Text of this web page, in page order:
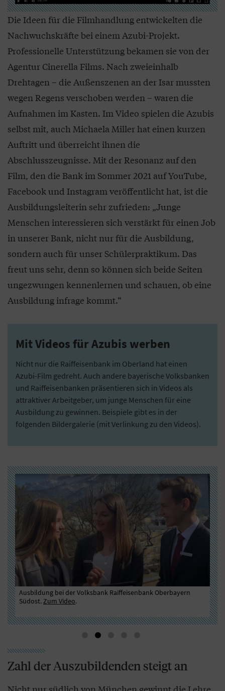
Die Ideen für die Filmhandlung entwickelten die
Nachwuchskräfte bei einem Azubi-Projekt.
Professionelle Unterstützung bekamen sie von der
Agentur Cinerella Films. Nach zweieinhalb
Drehtagen – die Außenszenen an der Isar mussten
wegen Regens verschoben werden – waren die
Aufnahmen im Kasten. Im Video spielen die Azubis
selbst mit, auch Michaela Miller hat einen kurzen
Auftritt und überreicht ihnen die
Abschlusszeugnisse. Mit der Resonanz auf den
Film, den die Bank im Sommer 2021 auf YouTube,
Facebook und Instagram veröffentlicht hat, ist die
Ausbildungsleiterin sehr zufrieden: „Junge
Menschen interessieren sich verstärkt für einen Job
in unserer Bank, nicht nur für die Ausbildung,
sondern auch für unser Schülerpraktikum. Das
freut uns sehr, denn so können sich beide Seiten
ungezwungen kennenlernen und schauen, ob eine
Ausbildung infrage kommt.“
Mit Videos für Azubis werben
Nicht nur die Raiffeisenbank im Oberland hat einen
Azubi-Film gedreht. Auch andere bayerische Volksbanken
und Raiffeisenbanken präsentieren sich in Videos als
attraktiver Arbeitgeber, um junge Menschen für eine
Ausbildung zu gewinnen. Beispiele gibt es in der
folgenden Bildergalerie (mit Verlinkung zu den Videos).
Ausbildung bei der Volksbank Raiffeisenbank Oberbayern
Südost.Zum Video.
Zahl der Auszubildenden steigt an